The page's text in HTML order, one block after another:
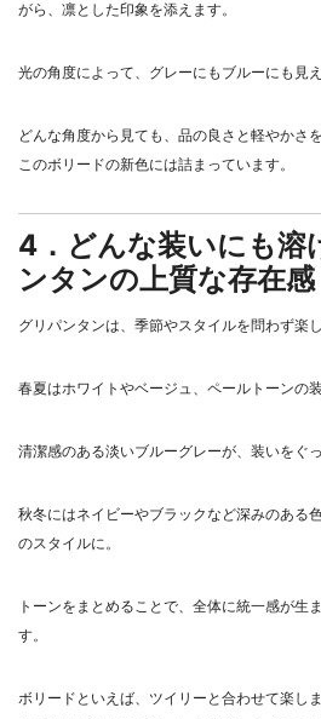
がら、凛とした印象を添えます。
光の角度によって、グレーにもブルーにも見
どんな角度から見ても、品の良さと軽やかさ
このボリードの新色には詰まっています。
4．どんな装いにも溶
ンタンの上質な存在感
グリパンタンは、季節やスタイルを問わず楽
春夏はホワイトやベージュ、ペールトーンの
清潔感のある淡いブルーグレーが、装いをぐ
秋冬にはネイビーやブラックなど深みのある
のスタイルに。
トーンをまとめることで、全体に統一感が生
す。
ボリードといえば、ツイリーと合わせて楽し